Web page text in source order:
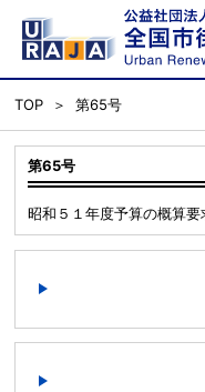
TOP 第65号
第65号
昭和５１年度予算の概算